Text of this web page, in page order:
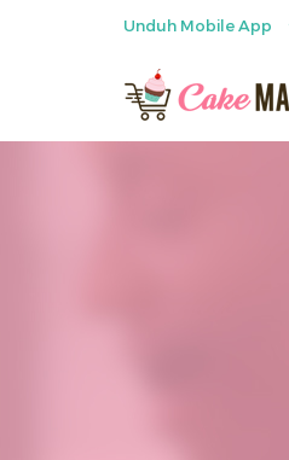
Unduh Mobile App